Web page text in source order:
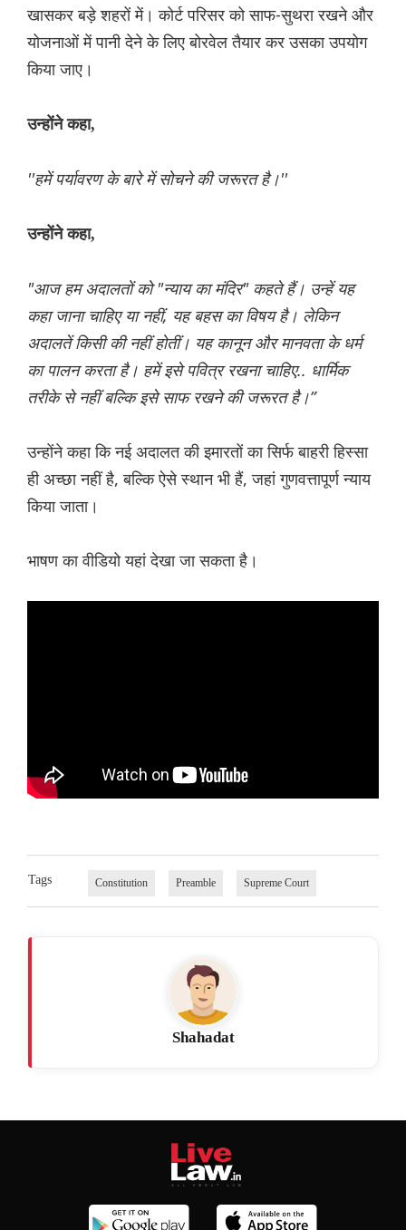
खासकर बड़े शहरों में। कोर्ट परिसर को साफ-सुथरा रखने और
योजनाओं में पानी देने के लिए बोरवेल तैयार कर उसका उपयोग
किया जाए।
उन्होंने कहा,
''हमें पर्यावरण के बारे में सोचने की जरूरत है।''
उन्होंने कहा,
"आज हम अदालतों को "न्याय का मंदिर" कहते हैं। उन्हें यह
कहा जाना चाहिए या नहीं, यह बहस का विषय है। लेकिन
अदालतें किसी की नहीं होतीं। यह कानून और मानवता के धर्म
का पालन करता है। हमें इसे पवित्र रखना चाहिए.. धार्मिक
तरीके से नहीं बल्कि इसे साफ रखने की जरूरत है।”
उन्होंने कहा कि नई अदालत की इमारतों का सिर्फ बाहरी हिस्सा
ही अच्छा नहीं है, बल्कि ऐसे स्थान भी हैं, जहां गुणवत्तापूर्ण न्याय
किया जाता।
भाषण का वीडियो यहां देखा जा सकता है।
Tags Constitution Preamble Supreme Court
Shahadat